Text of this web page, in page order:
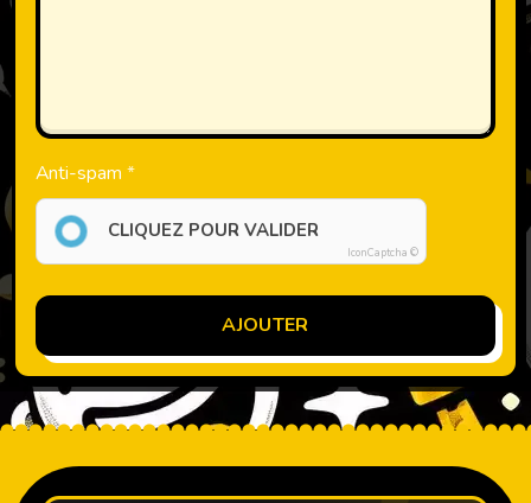
Anti-spam
CLIQUEZ POUR VALIDER
IconCaptcha ©
AJOUTER